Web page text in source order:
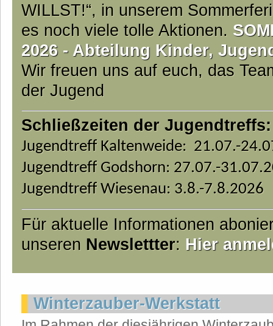
WILLST!“, in unserem
es noch viele tolle Aktionen.
2026 - Abteilung Kinder,
Wir freuen uns auf euch, das
der Jugend
Schließzeiten der Jugendtreffs:
Jugendtreff Kaltenweide: 21.07.-
Jugendtreff Godshorn: 27.07.-
Jugendtreff Wiesenau: 3.8.-7.8.2026
Für aktuelle Informationen
unseren Newslettter: Hier
Winterzauber-Werkstatt